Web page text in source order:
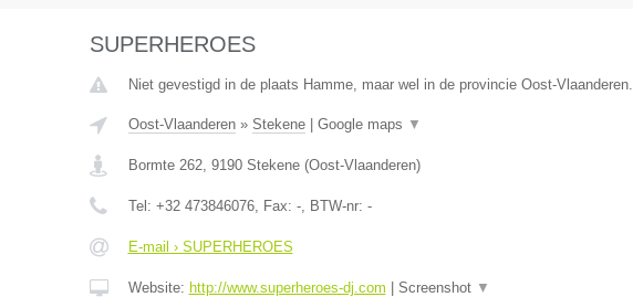
SUPERHEROES
Niet gevestigd in de plaats Hamme, maar wel in de provincie Oost-Vlaanderen.
Oost-Vlaanderen» Stekene| Google maps ▼
Bormte 262, 9190 Stekene(Oost-Vlaanderen)
Tel: +32 473846076, Fax: -, BTW-nr: -
E-mail › SUPERHEROES
Website: http://www.superheroes-dj.com Screenshot ▼